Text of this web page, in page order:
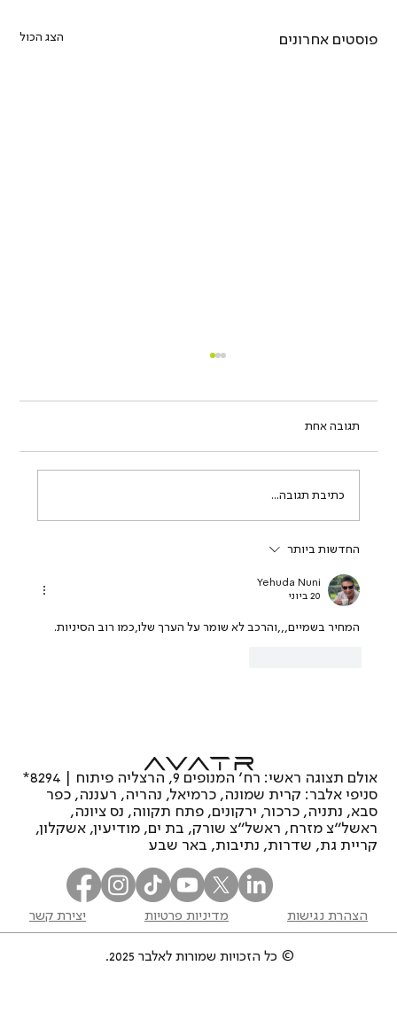
פוסטים אחרונים הצג הכול
לקוחות לקסוס, אאודי, וולוו וטסלה עוברים
ליוקרה החדשה?
תגובה אחת
כתיבת תגובה...
החדשות ביותר
Yehuda Nuni
20 ביוני
המחיר בשמיים,,,והרכב לא שומר על הערך שלו,כמו רוב הסיניות.
אולם תצוגה ראשי: רח’ המנופים 9, הרצליה פיתוח | 8294*
סניפי אלבר: קרית שמונה, כרמיאל, נהריה, רעננה, כפר
סבא, נתניה, כרכור, ירקונים, פתח תקווה, נס ציונה,
ראשל"צ מזרח, ראשל"צ שורק, בת ים, מודיעין, אשקלון,
קריית גת, שדרות, נתיבות, באר שבע
יצירת קשר מדיניות פרטיות הצהרת נגישות
© כל הזכויות שמורות לאלבר 2025.